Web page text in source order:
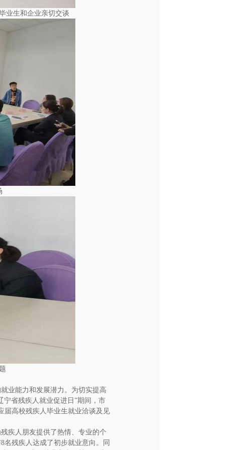
业生和企业亲切交谈
业能力和发展潜力。为切实提高
省残疾人就业促进日”期间，市
届高校残疾人毕业生就业洽谈及见
疾人朋友提供了热情、专业的个
残疾人达成了初步就业意向。同